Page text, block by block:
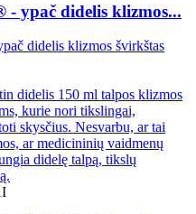
ypač didelis klizmos...
didelis 150 ml talpos klizmos
kurie nori tikslingai,
skysčius. Nesvarbu, ar tai
ar medicininių vaidmenų
didelę talpą, tikslų